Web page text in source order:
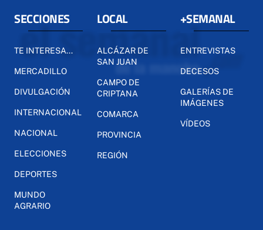
SECCIONES
TE INTERESA...
MERCADILLO
DIVULGACIÓN
INTERNACIONAL
NACIONAL
ELECCIONES
DEPORTES
MUNDO
AGRARIO
LOCAL
ALCÁZAR DE
SAN JUAN
CAMPO DE
CRIPTANA
COMARCA
PROVINCIA
REGIÓN
+SEMANAL
ENTREVISTAS
DECESOS
GALERÍAS DE
IMÁGENES
VÍDEOS